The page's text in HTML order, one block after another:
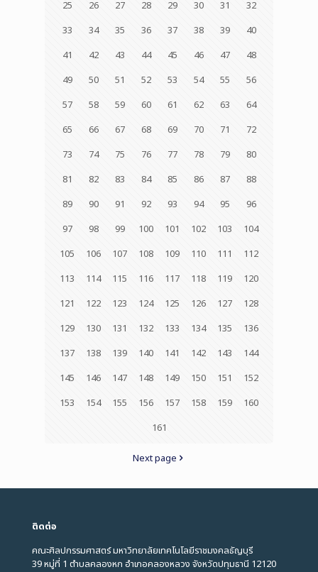
25
26 27 28 29 30 31
32
33
34 35 36 37 38 39
40
41
42 43 44 45 46 47
48
49
50 51 52 53 54 55
56
57
58 59 60 61 62 63
64
65
66 67 68 69 70 71
72
73
74 75 76 77 78 79
80
81
82 83 84 85 86 87
88
89
90 91 92 93 94 95
96
97
98 99 100 101 102 103
104
105
106 107 108 109 110 111
112
113
114 115 116 117 118 119
120
121
122 123 124 125 126 127
128
129
130 131 132 133 134 135
136
137
138 139 140 141 142 143
144
145
146 147 148 149 150 151
152
153
154 155 156 157 158 159
160
161
Next page
ติดต่อ
คณะศิลปกรรมศาสตร์ มหาวิทยาลัยเทคโนโลยีราชมงคลธัญบุรี
39 หมู่ที่ 1 ตำบลคลองหก อำเภอคลองหลวง จังหวัดปทุมธานี 12120